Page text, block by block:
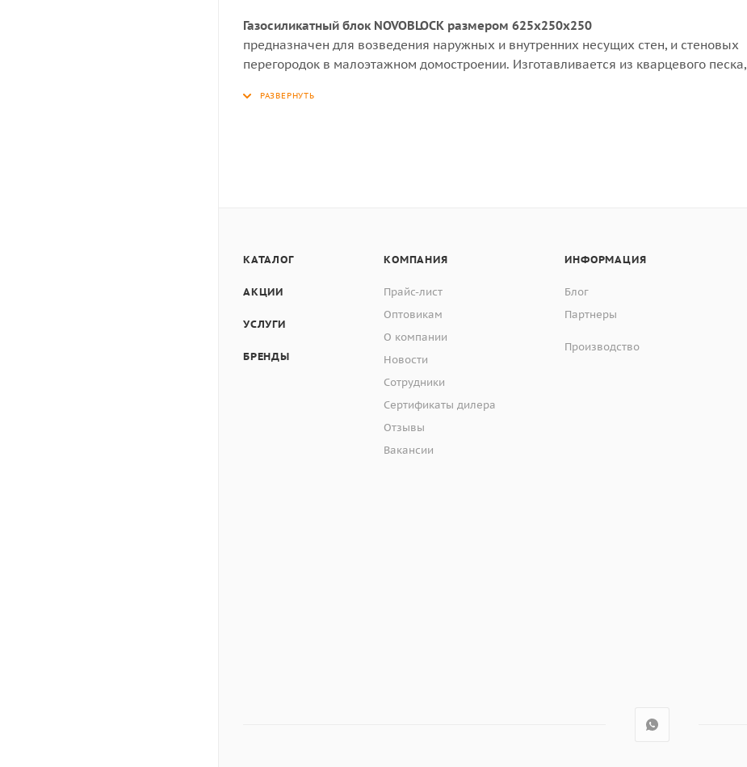
Газосиликатный блок NOVOBLOCK размером 625х250х250
предназначен для возведения наружных и внутренних несущих стен, и стеновых
перегородок в малоэтажном домостроении. Изготавливается из кварцевого песка,
КАТАЛОГ
АКЦИИ
УСЛУГИ
БРЕНДЫ
КОМПАНИЯ
Прайс-лист
Оптовикам
О компании
Новости
Сотрудники
Сертификаты дилера
Отзывы
Вакансии
ИНФОРМАЦИЯ
Блог
Партнеры
Производство